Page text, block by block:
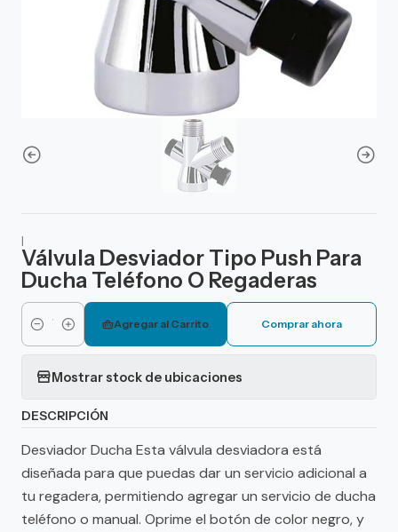
|
Válvula Desviador Tipo Push Para
Ducha Teléfono O Regaderas
Cantidad
Agregar al Carrito Comprar ahora
Mostrar stock de ubicaciones
DESCRIPCIÓN
Desviador Ducha Esta válvula desviadora está
diseñada para que puedas dar un servicio adicional a
tu regadera, permitiendo agregar un servicio de ducha
teléfono o manual. Oprime el botón de color negro, y